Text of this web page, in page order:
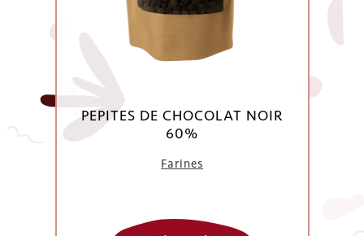
PEPITES DE CHOCOLAT NOIR
60%
Farines